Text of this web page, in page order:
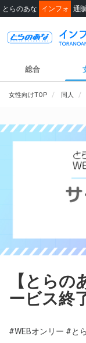
とらのあな インフォ 通販
総合
女性向けTOP 同人
【とら
ービス終
#WEBオンリー #と